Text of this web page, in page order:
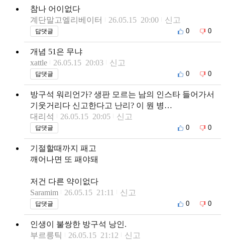
참나 어이없다
계단말고엘리베이터
26.05.15 20:00 신고
답댓글 0 0
개념 51은 무냐
xattle
26.05.15 20:03 신고
답댓글 0 0
방구석 워리언가? 생판 모르는 남의 인스타 들어가서
기웃거리다 신고한다고 난리? 이 뭔 병…
대리석
26.05.15 20:05 신고
답댓글 0 0
기절할때까지 패고
깨어나면 또 패야돼
저건 다른 약이없다
Saramim
26.05.15 21:11 신고
답댓글 0 0
인생이 불쌍한 방구석 낭인.
부르릉틱
26.05.15 21:12 신고